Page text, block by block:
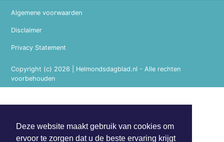
Deze website maakt gebruik van cookies om
ervoor te zorgen dat u de beste ervaring krijgt
Copyright (c) 2026 | Helmondsdagblad.nl - Alle rechten
voorbehouden
Algemene voorwaarden
Disclaimer
Privacy Statement